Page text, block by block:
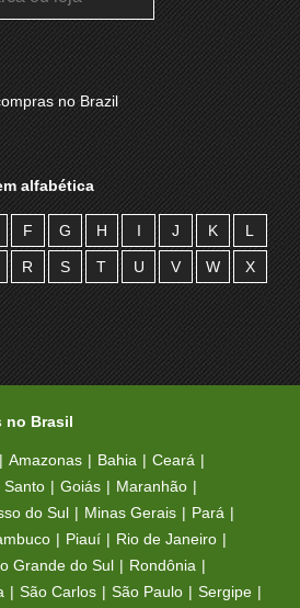
no Brazil
alfabética
F G H I J K L
R S T U V W X
no Brasil
Amazonas Bahia
Ceará
Santo Goiás
Maranhão
do Sul Minas Gerais
Pará
Piauí
Rio de Janeiro
Grande do Sul
Rondônia
São Carlos São Paulo Sergipe